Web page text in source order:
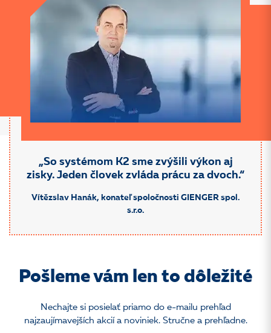
„So systémom K2 sme zvýšili výkon aj
zisky. Jeden človek zvláda prácu za dvoch.“
Vítězslav Hanák, konateľ spoločnosti GIENGER spol.
s.r.o.
Pošleme vám len to dôležité
Nechajte si posielať priamo do e-mailu prehľad
najzaujímavejších akcií a noviniek. Stručne a prehľadne.